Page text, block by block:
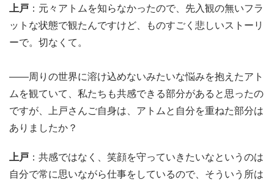
上戸 ：元々アトムを知らなかったので、先入観の無いフラ
ットな状態で観たんですけど、ものすごく悲しいストーリ
ーで。切なくて。
――周りの世界に溶け込めないみたいな悩みを抱えたアト
ムを観ていて、私たちも共感できる部分があると思ったの
ですが、上戸さんご自身は、アトムと自分を重ねた部分は
ありましたか？
上戸 ：共感ではなく、笑顔を守っていきたいなというのは
自分で常に思いながら仕事をしているので、そういう所は